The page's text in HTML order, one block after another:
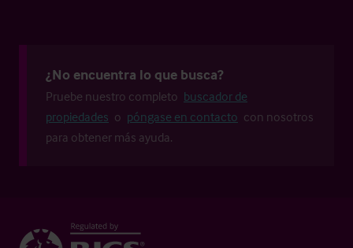
¿No encuentra lo que busca?
Pruebe nuestro completo buscador de
propiedades o póngase en contacto con nosotros
para obtener más ayuda.